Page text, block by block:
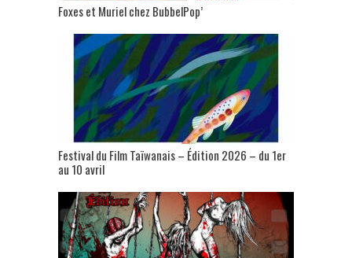
Foxes et Muriel chez BubbelPop’
Festival du Film Taïwanais – Édition 2026 – du 1er
au 10 avril